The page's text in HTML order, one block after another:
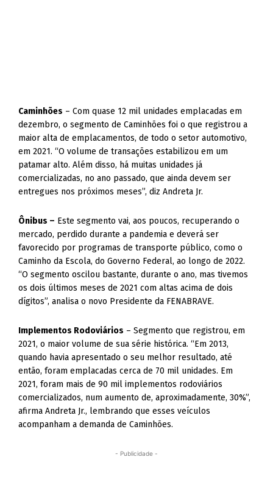
Caminhões – Com quase 12 mil unidades emplacadas em
dezembro, o segmento de Caminhões foi o que registrou a
maior alta de emplacamentos, de todo o setor automotivo,
em 2021. “O volume de transações estabilizou em um
patamar alto. Além disso, há muitas unidades já
comercializadas, no ano passado, que ainda devem ser
entregues nos próximos meses”, diz Andreta Jr.
Ônibus – Este segmento vai, aos poucos, recuperando o
mercado, perdido durante a pandemia e deverá ser
favorecido por programas de transporte público, como o
Caminho da Escola, do Governo Federal, ao longo de 2022.
“O segmento oscilou bastante, durante o ano, mas tivemos
os dois últimos meses de 2021 com altas acima de dois
dígitos”, analisa o novo Presidente da FENABRAVE.
Implementos Rodoviários – Segmento que registrou, em
2021, o maior volume de sua série histórica. “Em 2013,
quando havia apresentado o seu melhor resultado, até
então, foram emplacadas cerca de 70 mil unidades. Em
2021, foram mais de 90 mil implementos rodoviários
comercializados, num aumento de, aproximadamente, 30%”,
afirma Andreta Jr., lembrando que esses veículos
acompanham a demanda de Caminhões.
- Publicidade -